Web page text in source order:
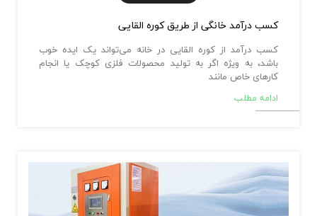
کسب درآمد خانگی از طریق کوره القایی
کسب درآمد از کوره القایی در خانه می‌تواند یک ایده خوب
باشد، به ویژه اگر به تولید محصولات فلزی کوچک یا انجام
کارهای خاص مانند
ادامه مطلب